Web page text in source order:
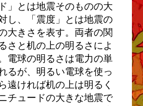
」とは地震そのものの大
し、「震度」とは地震の
大きさを表す。両者の関
さと机の上の明るさによ
電球の明るさは電力の単
るが、明るい電球を使っ
遠ければ机の上は明るく
チュードの大きな地震で